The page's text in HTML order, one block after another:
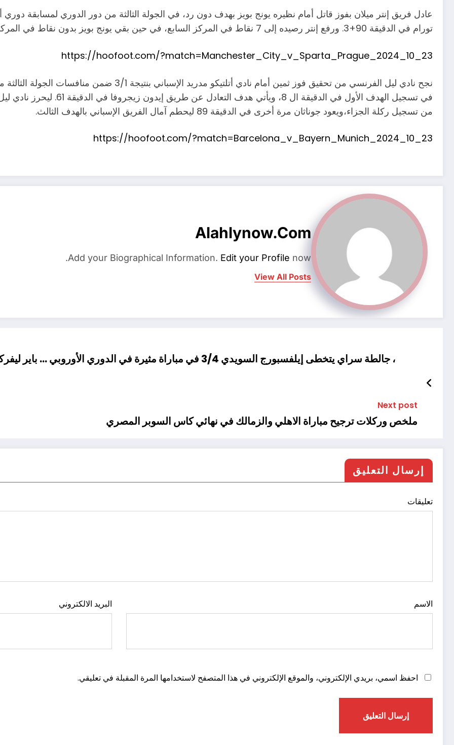
عادل فريق إنتر ميلان بفوز قاتل أمام نظيره يونج بويز بهدف دون رد، في الجولة الثالثة من دور الدوري لمسابقة
تورام في الدقيقة 90+3. ورفع إنتر رصيده إلى 7 نقاط في المركز السابع، في حين بقي يونج بويز بدون نقاط في المركز 34.
https://hoofoot.com/?match=Manchester_City_v_Sparta_Prague_2024_10_23
نجح نادي ليل الفرنسي من تحقيق فوز ثمين أمام نادي أتلتيكو
من تسجيل ركلة الجزاء،ويعود جوناثان مرة أخرى في الدقيقة 89 ليحطم آمال الفريق الإسباني بالهدف الثالث.
https://hoofoot.com/?match=Barcelona_v_Bayern_Munich_2024_10_23
Alahlynow.com
Add your Biographical Information. Edit your Profile now.
View All Posts
Next post
ملخص وركلات ترجيح مباراة الاهلي والزمالك في نهائي كاس السوبر المصري
إرسال التعليق
تعليقات
الاسم البريد الالكتروني
احفظ اسمي، بريدي الإلكتروني، والموقع الإلكتروني في هذا المتصفح لاستخدامها المرة المقبلة في تعليقي.